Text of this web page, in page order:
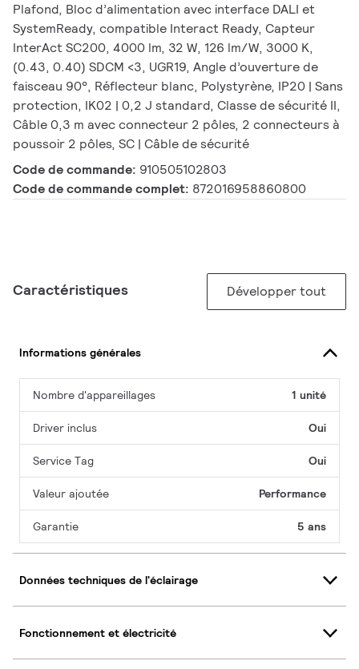
Plafond, Bloc d’alimentation avec interface DALI et
SystemReady, compatible Interact Ready, Capteur
InterAct SC200, 4000 lm, 32 W, 126 lm/W, 3000 K,
(0.43, 0.40) SDCM <3, UGR19, Angle d’ouverture de
faisceau 90°, Réflecteur blanc, Polystyrène, IP20 | Sans
protection, IK02 | 0,2 J standard, Classe de sécurité II,
Câble 0,3 m avec connecteur 2 pôles, 2 connecteurs à
poussoir 2 pôles, SC | Câble de sécurité
Code de commande: 910505102803
Code de commande complet: 872016958860800
Caractéristiques Développer tout
Informations générales
Nombre d'appareillages 1 unité
Driver inclus Oui
Service Tag Oui
Valeur ajoutée Performance
Garantie 5 ans
Données techniques de l'éclairage
Fonctionnement et électricité